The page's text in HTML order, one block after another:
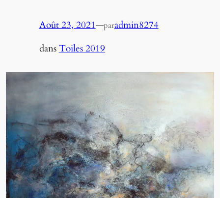
Août 23, 2021—paradmin8274
dansToiles 2019